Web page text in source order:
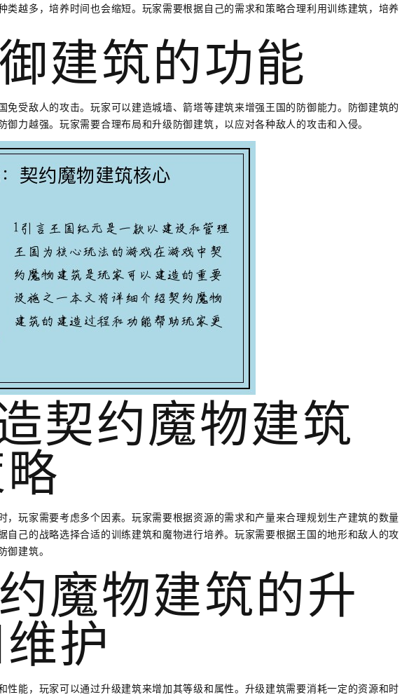
类越多，培养时间也会缩短。玩家需要根据自己的需求和策略合理利用训练建筑，培养
建筑的功能
免受敌人的攻击。玩家可以建造城墙、箭塔等建筑来增强王国的防御能力。防御建筑的
御力越强。玩家需要合理布局和升级防御建筑，以应对各种敌人的攻击和入侵。
契约魔物建筑
，玩家需要考虑多个因素。玩家需要根据资源的需求和产量来合理规划生产建筑的数量
自己的战略选择合适的训练建筑和魔物进行培养。玩家需要根据王国的地形和敌人的攻
御建筑。
魔物建筑的升
护
性能，玩家可以通过升级建筑来增加其等级和属性。升级建筑需要消耗一定的资源和时